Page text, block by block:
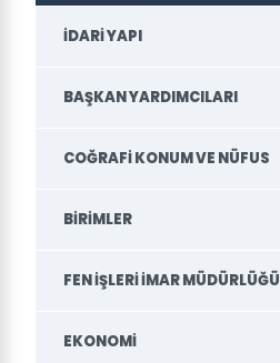
İDARI YAPI
BAŞKAN YARDIMCILARI
COĞRAFI KONUM VE NÜFUS
BİRİMLER
FEN İŞLERI İMAR MÜDÜRLÜĞÜ
EKONOMI